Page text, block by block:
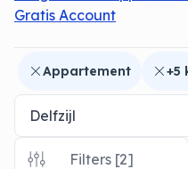
Gratis Account
Appartement +5
Filters [2]